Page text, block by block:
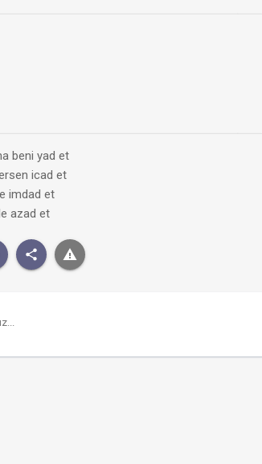
beni yad et
icad et
imdad et
azad et